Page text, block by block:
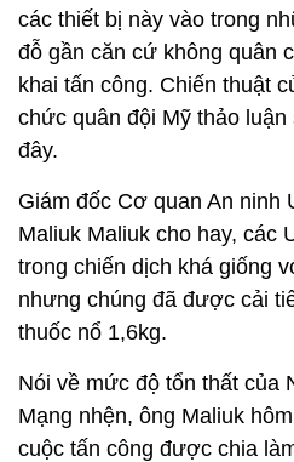
các thiết bị này vào trong
đỗ gần căn cứ không quân
khai tấn công. Chiến thuật
chức quân đội Mỹ thảo
đây.
Giám đốc Cơ quan An ninh
Maliuk Maliuk cho hay, các
trong chiến dịch khá giống
nhưng chúng đã được cải
thuốc nổ 1,6kg.
Nói về mức độ tổn thất của
Mạng nhện, ông Maliuk
cuộc tấn công được chia